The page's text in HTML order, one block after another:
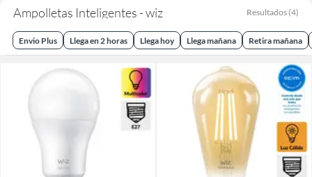
Ampolletas Inteligentes - wiz Resultados (4)
Envio Plus Llega en 2 horas Llega hoy Llega mañana Retira mañana